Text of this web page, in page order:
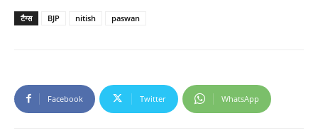
टैग्स BJP nitish paswan
Facebook Twitter WhatsApp